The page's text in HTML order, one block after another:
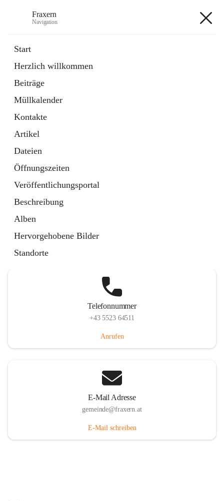
Fraxern
Navigation
Start
Herzlich willkommen
Beiträge
Müllkalender
Kontakte
Artikel
Dateien
Öffnungszeiten
Veröffentlichungsportal
Beschreibung
Alben
Hervorgehobene Bilder
Standorte
Ordner
in
Tab
Formulare
Artikel
öffnet
in
neuem
Tab
Telefonnummer
+43 5523 64511
Anrufen
E-Mail Adresse
gemeinde@fraxern.at
E-Mail schreiben